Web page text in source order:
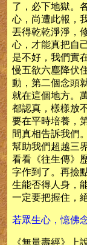
了，必下地獄。
心，尚遭此報，
丟得乾乾淨淨，
心，才能真把自
是不好，我們實
慢五欲六塵降伏
動，第二個念頭
就在這個地方。
都認真，樣樣放
要在平時培養，
間真相告訴我們
幫助我們超越三
看看《往生傳》
字作到了。再撿
生能否得人身，
一定要把握住，
若眾生心，憶佛
《無量壽經》上